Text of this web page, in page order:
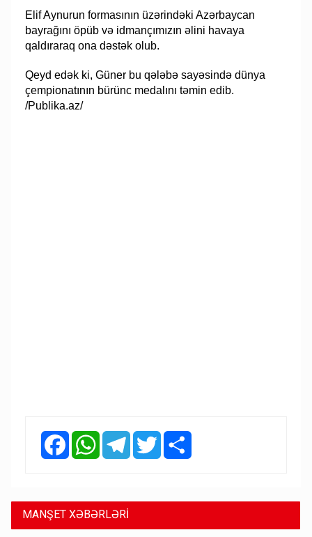
Elif Aynurun formasının üzərindəki Azərbaycan
bayrağını öpüb və idmançımızın əlini havaya
qaldıraraq ona dəstək olub.
Qeyd edək ki, Güner bu qələbə sayəsində dünya
çempionatının bürünc medalını təmin edib.
/Publika.az/
FacebookWhatsAppTelegramTwitter
MANŞET XƏBƏRLƏRİ